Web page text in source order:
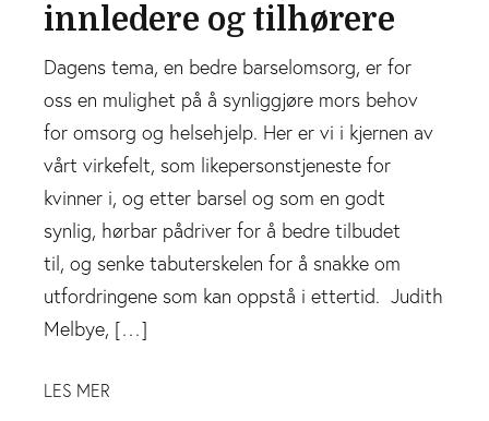
innledere og tilhørere
Dagens tema, en bedre barselomsorg, er for
oss en mulighet på å synliggjøre mors behov
for omsorg og helsehjelp. Her er vi i kjernen av
vårt virkefelt, som likepersonstjeneste for
kvinner i, og etter barsel og som en godt
synlig, hørbar pådriver for å bedre tilbudet
til, og senke tabuterskelen for å snakke om
utfordringene som kan oppstå i ettertid. Judith
Melbye, […]
LES MER